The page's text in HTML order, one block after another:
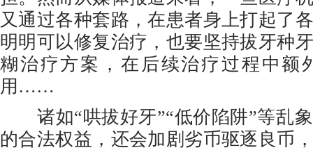
又通过各种套路，在患者身上打起了
明明可以修复治疗，也要坚持拔牙种
糊治疗方案，在后续治疗过程中额
用……
诸如“哄拔好牙”“低价陷阱”等乱
的合法权益，还会加剧劣币驱逐良币